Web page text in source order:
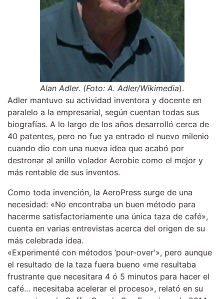
Alan Adler. (Foto: A. Adler/Wikimedia).
Adler mantuvo su actividad inventora y docente en
paralelo a la empresarial, según cuentan todas sus
biografías. A lo largo de los años desarrolló cerca de
40 patentes, pero no fue ya entrado el nuevo milenio
cuando dio con una nueva idea que acabó por
destronar al anillo volador Aerobie como el mejor y
más rentable de sus inventos.
Como toda invención, la AeroPress surge de una
necesidad: «No encontraba un buen método para
hacerme satisfactoriamente una única taza de café»,
cuenta en varias entrevistas acerca del origen de su
más celebrada idea.
«Experimenté con métodos ‘pour-over'», pero aunque
el resultado de la taza fuera bueno «me resultaba
frustrante que necesitara 4 ó 5 minutos para hacer el
café… necesitaba acelerar el proceso», relató en su